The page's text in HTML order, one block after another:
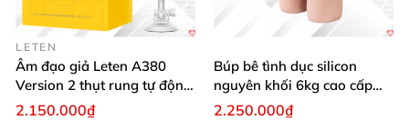
LETEN
Âm đạo giả Leten A380
Version 2 thụt rung tự động,
cảm giác thật
2.150.000₫
Búp bê tình dục silicon
nguyên khối 6kg cao cấp
hot giá tốt
2.250.000₫